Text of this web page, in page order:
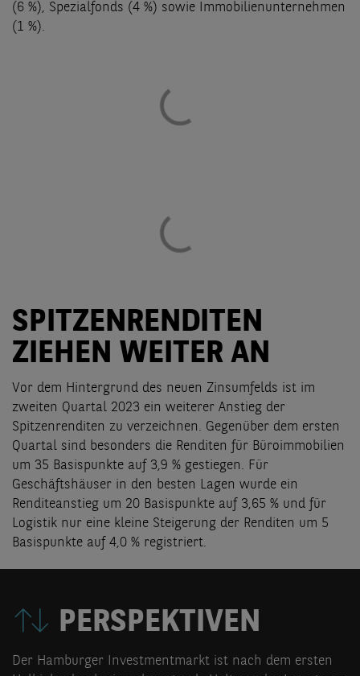
(6 %), Spezialfonds (4 %) sowie Immobilienunternehmen
(1 %).
SPITZENRENDITEN
ZIEHEN WEITER AN
Vor dem Hintergrund des neuen Zinsumfelds ist im
zweiten Quartal 2023 ein weiterer Anstieg der
Spitzenrenditen zu verzeichnen. Gegenüber dem ersten
Quartal sind besonders die Renditen für Büroimmobilien
um 35 Basispunkte auf 3,9 % gestiegen. Für
Geschäftshäuser in den besten Lagen wurde ein
Renditeanstieg um 20 Basispunkte auf 3,65 % und für
Logistik nur eine kleine Steigerung der Renditen um 5
Basispunkte auf 4,0 % registriert.
PERSPEKTIVEN
Der Hamburger Investmentmarkt ist nach dem ersten